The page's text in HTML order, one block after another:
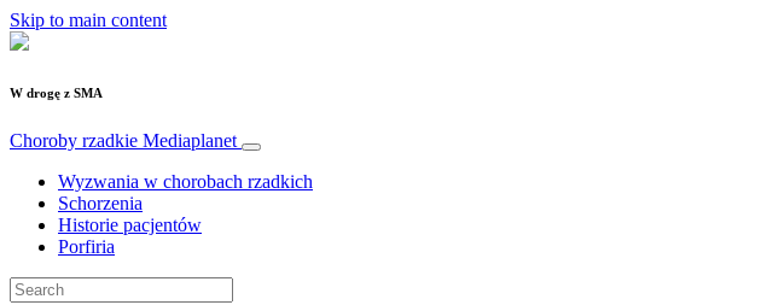
Skip to main content
W drogę z SMA
Choroby rzadkie Mediaplanet
Wyzwania w chorobach rzadkich
Schorzenia
Historie pacjentów
Porfiria